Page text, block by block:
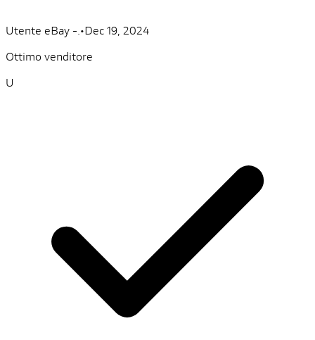
Utente eBay -. •Dec 19, 2024
Ottimo venditore
U